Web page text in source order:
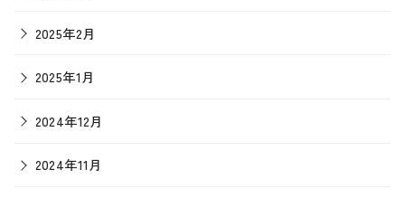
2025年2月
2025年1月
2024年12月
2024年11月